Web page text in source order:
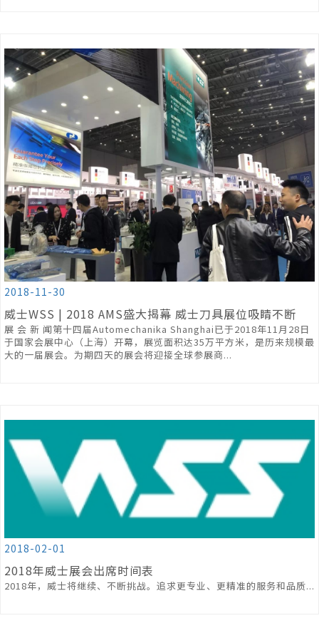
2018-11-30
威士WSS | 2018 AMS盛大揭幕 威士刀具展位吸睛不断
展 会 新 闻第十四届Automechanika Shanghai已于2018年11月28日
于国家会展中心（上海）开幕，展览面积达35万平方米，是历来规模最
大的一届展会。为期四天的展会将迎接全球参展商...
2018-02-01
2018年威士展会出席时间表
2018年，威士将继续、不断挑战。追求更专业、更精准的服务和品质...